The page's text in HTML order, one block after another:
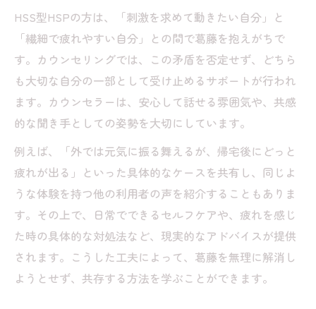
HSS型HSPの方は、「刺激を求めて動きたい自分」と
「繊細で疲れやすい自分」との間で葛藤を抱えがちで
す。カウンセリングでは、この矛盾を否定せず、どちら
も大切な自分の一部として受け止めるサポートが行われ
ます。カウンセラーは、安心して話せる雰囲気や、共感
的な聞き手としての姿勢を大切にしています。
例えば、「外では元気に振る舞えるが、帰宅後にどっと
疲れが出る」といった具体的なケースを共有し、同じよ
うな体験を持つ他の利用者の声を紹介することもありま
す。その上で、日常でできるセルフケアや、疲れを感じ
た時の具体的な対処法など、現実的なアドバイスが提供
されます。こうした工夫によって、葛藤を無理に解消し
ようとせず、共存する方法を学ぶことができます。